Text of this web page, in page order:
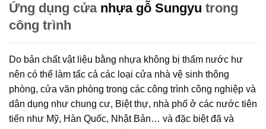
Ứng dụng cửa nhựa gỗ Sungyu trong
công trình
Do bản chất vật liệu bằng nhựa không bị thấm nước hư
nên có thể làm tấc cả các loại cửa nhà vệ sinh thông
phòng, cửa văn phòng trong các công trình công nghiệp và
dân dụng như chung cư, Biệt thự, nhà phố ở các nước tiên
tiến như Mỹ, Hàn Quốc, Nhật Bản… và đặc biệt đã và